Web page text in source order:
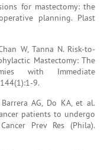
for mastectomy: the
planning. Plast
W, Tanna N. Risk-to-
Mastectomy: The
with Immediate
9.
AG, Do KA, et al.
patients to undergo
Prev Res (Phila).